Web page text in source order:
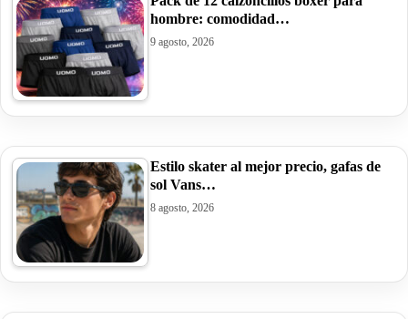
hombre: comodidad…
9 agosto, 2026
Estilo skater al mejor precio, gafas de
sol Vans…
8 agosto, 2026